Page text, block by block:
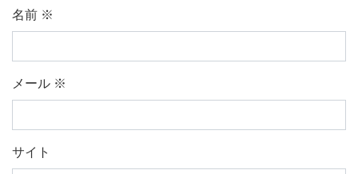
名前 ※
メール ※
サイト